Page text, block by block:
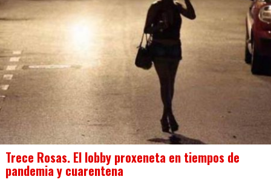
Trece Rosas. El lobby proxeneta en tiempos de
pandemia y cuarentena